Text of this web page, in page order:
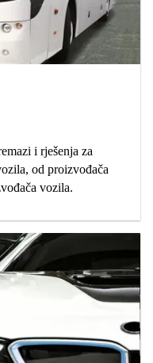
i rješenja za
od proizvođača
proizvođača vozila.